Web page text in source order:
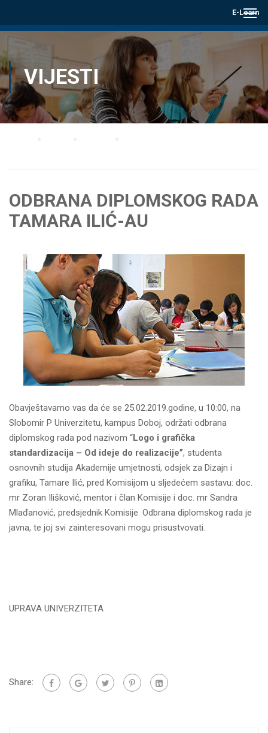
E-Learn
VIJESTI
ODBRANA DIPLOMSKOG RADA
TAMARA ILIĆ-AU
Obavještavamo vas da će se 25.02.2019.godine, u 10:00, na
Slobomir P Univerzitetu, kampus Doboj, održati odbrana
diplomskog rada pod nazivom “Logo i grafička
standardizacija – Od ideje do realizacije”, studenta
osnovnih studija Akademije umjetnosti, odsjek za Dizajn i
grafiku, Tamare Ilić, pred Komisijom u sljedećem sastavu: doc.
mr Zoran Ilišković, mentor i član Komisije i doc. mr Sandra
Mlađanović, predsjednik Komisije. Odbrana diplomskog rada je
javna, te joj svi zainteresovani mogu prisustvovati.
UPRAVA UNIVERZITETA
Share: